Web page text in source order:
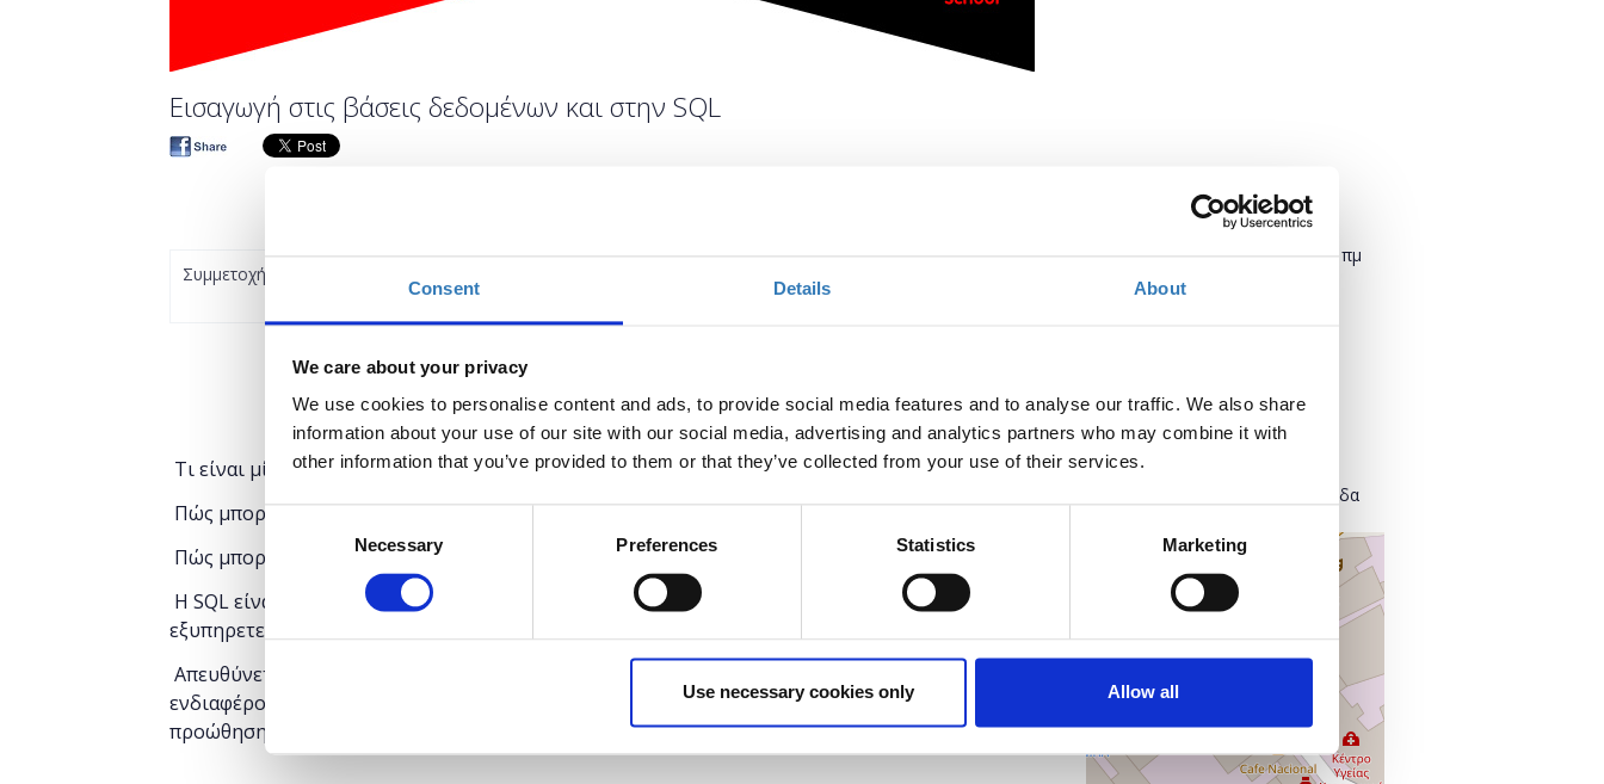
Consent Details About
We care about your privacy
We use cookies to personalise content and ads, to provide social media features and to analyse our traffic. We also share
information about your use of our site with our social media, advertising and analytics partners who may combine it with
other information that you’ve provided to them or that they’ve collected from your use of their services.
Consent
Necessary Preferences Statistics Marketing
Use necessary cookies only Allow all
Εισαγωγή στις βάσεις δεδομένων και στην SQL
Συμμετοχή
Τι είναι μία βάση δεδομένων;
Πώς μπορούμε να δημιουργήσουμε μία βάση δεδομένων;
Πώς μπορούμε να διαχειριστούμε μία βάση δεδομένων;
Η SQL είναι ουσιαστικά μία γλώσσα , η οποία όπως θα δούμε και στην συνέχεια μας
εξυπηρετεί στην επίλυση των παραπάνω ζητημάτων.
Απευθύνεται σε άτομα με εξοικείωση στη χρήση υπολογιστών και διαδικτύου που
ενδιαφέρονται να δημιουργήσουν ή/και να διαχειριστούν μια βάση δεδομένων για την
προώθηση των επαγγελματικών τους επιδιώξεων.
Δευτέρα, 16 Ιουλίου 2018 10:30 πμ
Ευρυσθέως 2
118 54 Αθήνα
Κεντρικός Τομέας Αθηνών, Ελλάδα